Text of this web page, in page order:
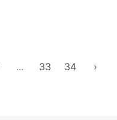
... 33 34 ›